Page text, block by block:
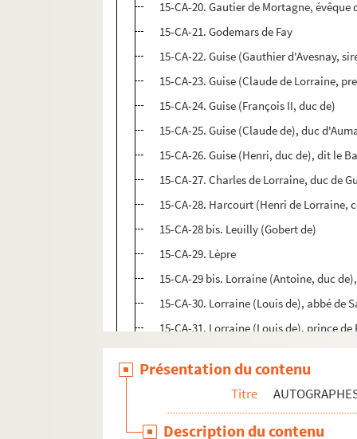
15-CA-20. Gautier de Mortagne, évêque
15-CA-21. Godemars de Fay
15-CA-22. Guise (Gauthier d'Avesnay,
15-CA-23. Guise (Claude de Lorraine,
15-CA-24. Guise (François II, duc de)
15-CA-25. Guise (Claude de), duc
15-CA-26. Guise (Henri, duc de), dit le
15-CA-27. Charles de Lorraine, duc de
15-CA-28. Harcourt (Henri de Lorraine,
15-CA-28 bis. Leuilly (Gobert de)
15-CA-29. Lèpre
15-CA-29 bis. Lorraine (Antoine, duc
15-CA-30. Lorraine (Louis de), abbé de
15-CA-31. Lorraine (Louis de), prince de
15-CA-32. Longueval (Charles de),
15-CA-33. Mauny (Anselme de), évêque
15-CA-34. Mayenne (Charles de
15-CA-35. Mercœur (Philippe-
Présentation du contenu
Titre
Description du contenu